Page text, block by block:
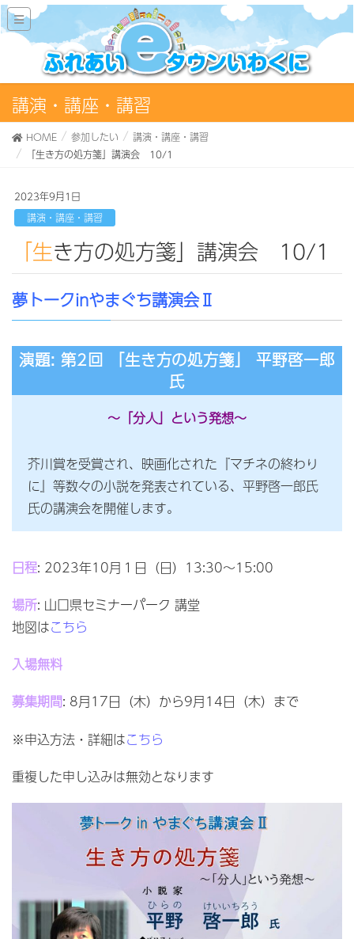
講演・講座・講習
HOME 参加したい
講演・講座・講習
「生き方の処方箋」講演会 10/1
2023年9月1日
講演・講座・講習
「生き方の処方箋」講演会 10/1
夢トークinやまぐち講演会Ⅱ
演題: 第2回 「生き方の処方箋」 平野啓一郎
氏
～「分人」という発想～
芥川賞を受賞され、映画化された『マチネの終わり
に』等数々の小説を発表されている、平野啓一郎氏
氏の講演会を開催します。
日程: 2023年10月１日（日）13:30～15:00
場所: 山口県セミナーパーク 講堂
地図はこちら
入場無料
募集期間: 8月17日（木）から9月14日（木）まで
※申込方法・詳細はこちら
重複した申し込みは無効となります